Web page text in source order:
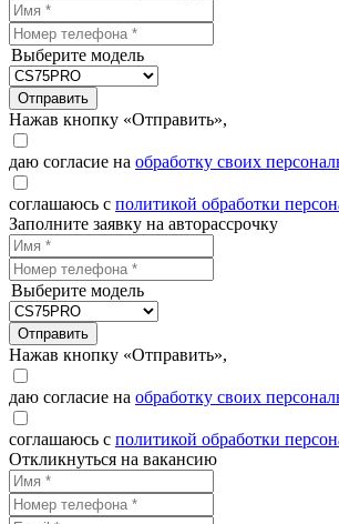
Выберите модель
Отправить
Нажав кнопку «Отправить»,
даю согласие на обработку своих
соглашаюсь с политикой обработки
Заполните заявку на авторассрочку
Выберите модель
Отправить
Нажав кнопку «Отправить»,
даю согласие на обработку своих
соглашаюсь с политикой обработки
Откликнуться на вакансию